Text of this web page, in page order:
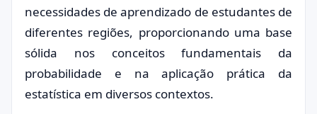
necessidades de aprendizado de estudantes de
diferentes regiões, proporcionando uma base
sólida nos conceitos fundamentais da
probabilidade e na aplicação prática da
estatística em diversos contextos.